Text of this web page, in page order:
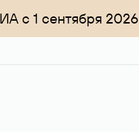
с 1 сентября 2026